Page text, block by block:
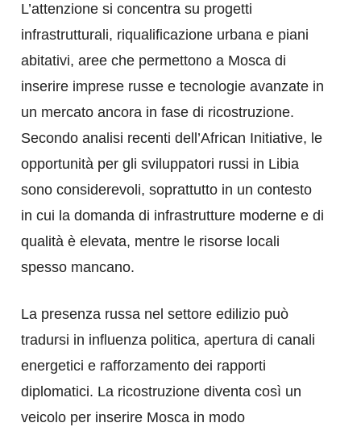
L’attenzione si concentra su progetti
infrastrutturali, riqualificazione urbana e piani
abitativi, aree che permettono a Mosca di
inserire imprese russe e tecnologie avanzate in
un mercato ancora in fase di ricostruzione.
Secondo analisi recenti dell’African Initiative, le
opportunità per gli sviluppatori russi in Libia
sono considerevoli, soprattutto in un contesto
in cui la domanda di infrastrutture moderne e di
qualità è elevata, mentre le risorse locali
spesso mancano.
La presenza russa nel settore edilizio può
tradursi in influenza politica, apertura di canali
energetici e rafforzamento dei rapporti
diplomatici. La ricostruzione diventa così un
veicolo per inserire Mosca in modo